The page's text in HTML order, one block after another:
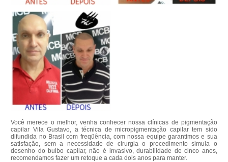
Você merece o melhor, venha conhecer nossa clínicas de pigmentação
capilar Vila Gustavo, a técnica de micropigmentação capilar tem sido
difundida no Brasil com freqüência, com nossa equipe garantimos e sua
satisfação, sem a necessidade de cirurgia o procedimento simula o
desenho do bulbo capilar, não é invasivo, durabilidade de cinco anos,
recomendamos fazer um retoque a cada dois anos para manter.